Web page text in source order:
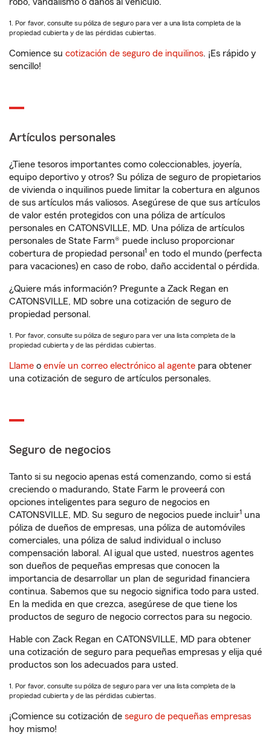
1. Por favor, consulte su póliza de seguro para ver a una lista completa de la
propiedad cubierta y de las pérdidas cubiertas.
Comience su cotización de seguro de inquilinos. ¡Es rápido y
sencillo!
Artículos personales
¿Tiene tesoros importantes como coleccionables, joyería,
equipo deportivo y otros? Su póliza de seguro de propietarios
de vivienda o inquilinos puede limitar la cobertura en algunos
de sus artículos más valiosos. Asegúrese de que sus artículos
de valor estén protegidos con una póliza de artículos
personales en CATONSVILLE, MD. Una póliza de artículos
personales de State Farm® puede incluso proporcionar
cobertura de propiedad personal 1 en todo el mundo (perfecta
para vacaciones) en caso de robo, daño accidental o pérdida.
¿Quiere más información? Pregunte a Zack Regan en
CATONSVILLE, MD sobre una cotización de seguro de
propiedad personal.
1. Por favor, consulte su póliza de seguro para ver una lista completa de la
propiedad cubierta y de las pérdidas cubiertas.
Llame o envíe un correo electrónico al agente para obtener
una cotización de seguro de artículos personales.
Seguro de negocios
Tanto si su negocio apenas está comenzando, como si está
creciendo o madurando, State Farm le proveerá con
opciones inteligentes para seguro de negocios en
CATONSVILLE, MD. Su seguro de negocios puede incluir1 una
póliza de dueños de empresas, una póliza de automóviles
comerciales, una póliza de salud individual o incluso
compensación laboral. Al igual que usted, nuestros agentes
son dueños de pequeñas empresas que conocen la
importancia de desarrollar un plan de seguridad financiera
continua. Sabemos que su negocio significa todo para usted.
En la medida en que crezca, asegúrese de que tiene los
productos de seguro de negocio correctos para su negocio.
Hable con Zack Regan en CATONSVILLE, MD para obtener
una cotización de seguro para pequeñas empresas y elija qué
productos son los adecuados para usted.
1. Por favor, consulte su póliza de seguro para ver una lista completa de la
propiedad cubierta y de las pérdidas cubiertas.
¡Comience su cotización de seguro de pequeñas empresas
hoy mismo!